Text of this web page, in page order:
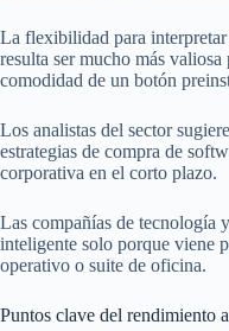
La flexibilidad para
resulta ser mucho más valiosa
comodidad de un botón
Los analistas del sector
estrategias de compra de
corporativa en el corto plazo.
Las compañías de tecnología
inteligente solo porque viene
operativo o suite de oficina.
Puntos clave del rendimiento